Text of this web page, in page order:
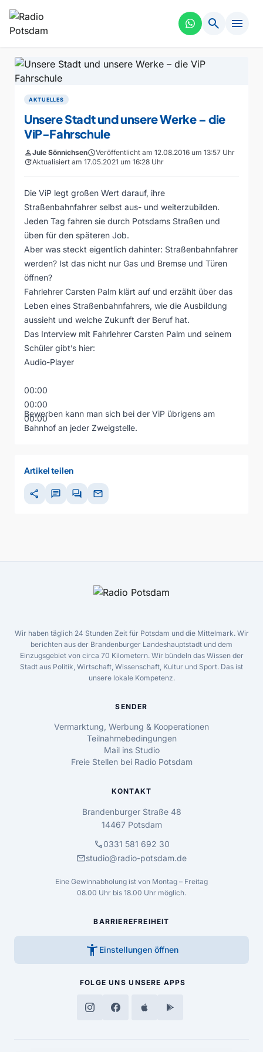
search menu
AKTUELLES
Unsere Stadt und unsere Werke – die
ViP-Fahrschule
personJule SönnichsenscheduleVeröffentlicht am 12.08.2016 um 13:57 Uhr
updateAktualisiert am 17.05.2021 um 16:28 Uhr
Die ViP legt großen Wert darauf, ihre
Straßenbahnfahrer selbst aus- und weiterzubilden.
Jeden Tag fahren sie durch Potsdams Straßen und
üben für den späteren Job.
Aber was steckt eigentlich dahinter: Straßenbahnfahrer
werden? Ist das nicht nur Gas und Bremse und Türen
öffnen?
Fahrlehrer Carsten Palm klärt auf und erzählt über das
Leben eines Straßenbahnfahrers, wie die Ausbildung
aussieht und welche Zukunft der Beruf hat.
Das Interview mit Fahrlehrer Carsten Palm und seinem
Schüler gibt’s hier:
Audio-Player
00:00
00:00
00:00
Bewerben kann man sich bei der ViP übrigens am
Bahnhof an jeder Zweigstelle.
Artikel teilen
share chat forum mail
Wir haben täglich 24 Stunden Zeit für Potsdam und die Mittelmark. Wir
berichten aus der Brandenburger Landeshauptstadt und dem
Einzugsgebiet von circa 70 Kilometern. Wir bündeln das Wissen der
Stadt aus Politik, Wirtschaft, Wissenschaft, Kultur und Sport. Das ist
unsere lokale Kompetenz.
SENDER
Vermarktung, Werbung & Kooperationen
Teilnahmebedingungen
Mail ins Studio
Freie Stellen bei Radio Potsdam
KONTAKT
Brandenburger Straße 48
14467 Potsdam
call0331 581 692 30
mailstudio@radio-potsdam.de
Eine Gewinnabholung ist von Montag – Freitag
08.00 Uhr bis 18.00 Uhr möglich.
BARRIEREFREIHEIT
accessibility_new Einstellungen öffnen
FOLGE UNS UNSERE APPS